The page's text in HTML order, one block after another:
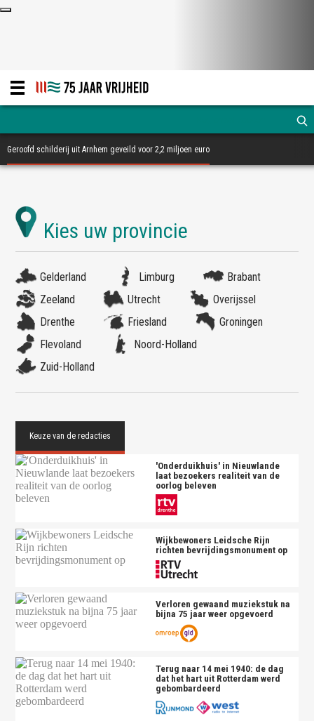
Geroofd schilderij uit Arnhem geveild voor 2,2 miljoen euro
Gelderland Limburg
Brabant
Zeeland
Utrecht
Overijssel
Drenthe
Friesland
Groningen
Flevoland
Noord-Holland
Zuid-Holland
'Onderduikhuis' in Nieuwlande
laat bezoekers realiteit van de
oorlog beleven
Wijkbewoners Leidsche Rijn
richten bevrijdingsmonument op
Verloren gewaand muziekstuk na
bijna 75 jaar weer opgevoerd
Terug naar 14 mei 1940: de dag
dat het hart uit Rotterdam werd
gebombardeerd